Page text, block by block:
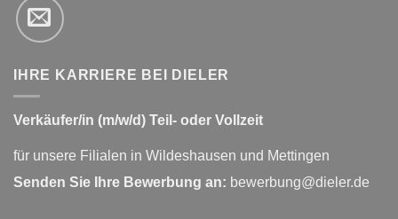
IHRE KARRIERE BEI DIELER
Verkäufer/in (m/w/d) Teil- oder Vollzeit
für unsere Filialen in Wildeshausen und Mettingen
Senden Sie Ihre Bewerbung an: bewerbung@dieler.de